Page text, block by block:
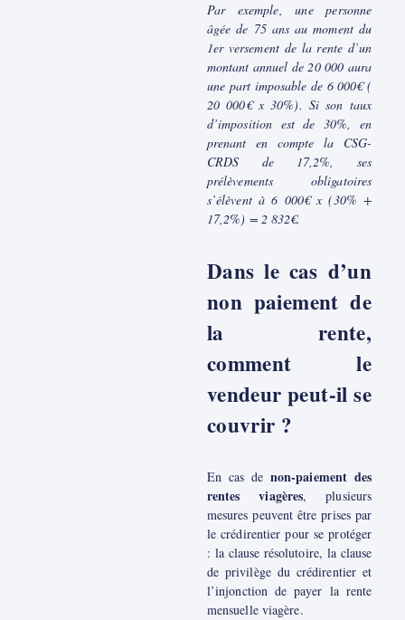
Par exemple, une personne
âgée de 75 ans au moment du
1er versement de la rente d’un
montant annuel de 20 000 aura
une part imposable de 6 000€ (
20 000€ x 30%). Si son taux
d’imposition est de 30%, en
prenant en compte la CSG-
CRDS de 17,2%, ses
prélèvements obligatoires
s’élèvent à 6 000€ x (30% +
17,2%) = 2 832€.
Dans le cas d’un
non paiement de
la rente,
comment le
vendeur peut-il se
couvrir ?
En cas de non-paiement des
rentes viagères, plusieurs
mesures peuvent être prises par
le crédirentier pour se protéger
: la clause résolutoire, la clause
de privilège du crédirentier et
l’injonction de payer la rente
mensuelle viagère.